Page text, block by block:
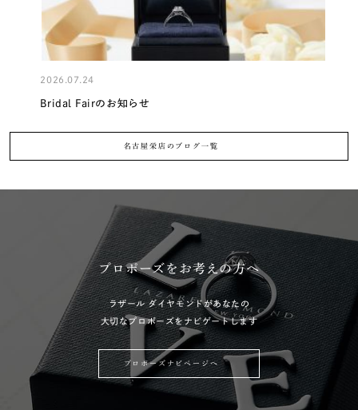
2026.07.24
Bridal Fairのお知らせ
名古屋栄店のブログ一覧
プロポーズをお考えの方へ
ラザール ダイヤモンドがあなたの
大切なプロポーズをナビゲートします
プロポーズナビページへ